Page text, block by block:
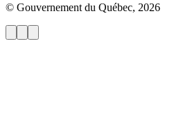
© Gouvernement du Québec, 2026